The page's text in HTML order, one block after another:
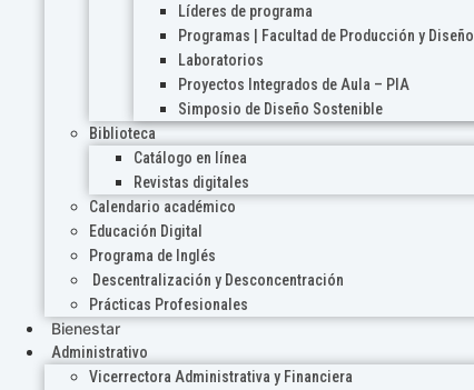
Líderes de programa
Programas | Facultad de Producción y Diseño
Laboratorios
Proyectos Integrados de Aula – PIA
Simposio de Diseño Sostenible
Biblioteca
Catálogo en línea
Revistas digitales
Calendario académico
Educación Digital
Programa de Inglés
Descentralización y Desconcentración
Prácticas Profesionales
Bienestar
Administrativo
Vicerrectora Administrativa y Financiera